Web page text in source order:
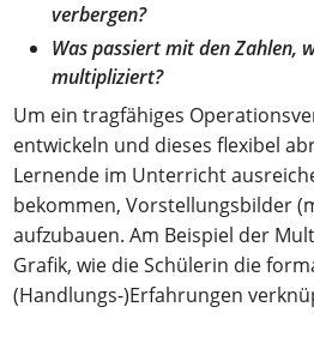
verbergen?
Was passiert mit den Zahlen,
multipliziert?
Um ein tragfähiges
entwickeln und dieses flexibel
Lernende im Unterricht
bekommen, Vorstellungsbilder
aufzubauen. Am Beispiel der
Grafik, wie die Schülerin die
(Handlungs-)Erfahrungen